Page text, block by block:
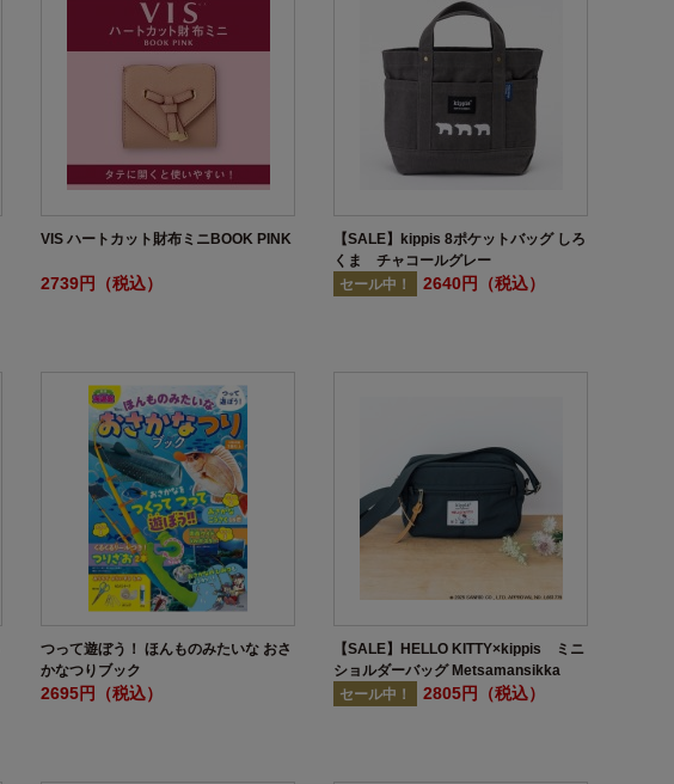
VIS ハートカット財布ミニBOOK PINK
2739円（税込）
【SALE】kippis 8ポケットバッグ しろ
くま チャコールグレー
セール中！
2640円（税込）
つって遊ぼう！ ほんものみたいな おさ
かなつりブック
2695円（税込）
【SALE】HELLO KITTY×kippis ミニ
ショルダーバッグ Metsamansikka
BOOK
セール中！ 2805円（税込）